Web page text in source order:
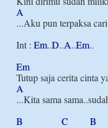
A
...Aku pun terpaksa
Int : Em..D..A..Em..
Em
A
...Kita sama
B
C B